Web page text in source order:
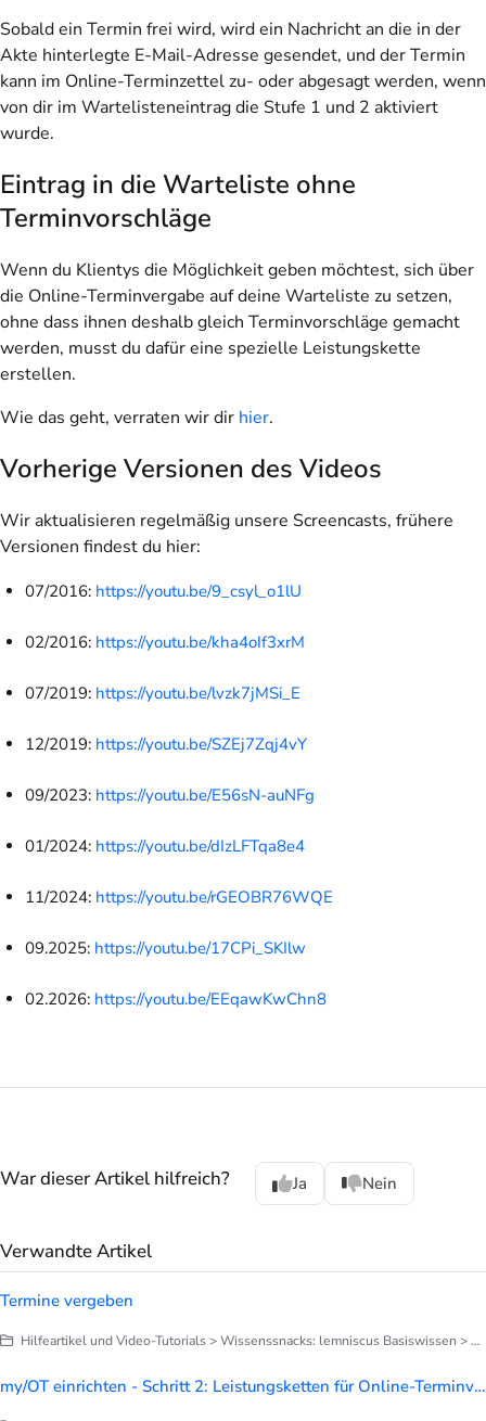
Sobald ein Termin frei wird, wird ein Nachricht an die in der
Akte hinterlegte E-Mail-Adresse gesendet, und der Termin
kann im Online-Terminzettel zu- oder abgesagt werden, wenn
von dir im Wartelisteneintrag die Stufe 1 und 2 aktiviert
wurde.
Eintrag in die Warteliste ohne
Terminvorschläge
Wenn du Klientys die Möglichkeit geben möchtest, sich über
die Online-Terminvergabe auf deine Warteliste zu setzen,
ohne dass ihnen deshalb gleich Terminvorschläge gemacht
werden, musst du dafür eine spezielle Leistungskette
erstellen.
Wie das geht, verraten wir dir hier.
Vorherige Versionen des Videos
Wir aktualisieren regelmäßig unsere Screencasts, frühere
Versionen findest du hier:
07/2016: https://youtu.be/9_csyl_o1lU
02/2016: https://youtu.be/kha4oIf3xrM
07/2019: https://youtu.be/lvzk7jMSi_E
12/2019: https://youtu.be/SZEj7Zqj4vY
09/2023: https://youtu.be/E56sN-auNFg
01/2024: https://youtu.be/dIzLFTqa8e4
11/2024: https://youtu.be/rGEOBR76WQE
09.2025: https://youtu.be/17CPi_SKIlw
02.2026: https://youtu.be/EEqawKwChn8
War dieser Artikel hilfreich? Ja Nein
Verwandte Artikel
Termine vergeben
Hilfeartikel und Video-Tutorials > Wissenssnacks: lemniscus Basiswissen > Finetuning deines lemniscus
my/OT einrichten - Schritt 2: Leistungsketten für Online-Terminvergabe vorbereiten